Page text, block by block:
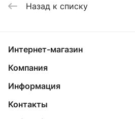
Назад к списку
Интернет-магазин
Компания
Информация
Контакты